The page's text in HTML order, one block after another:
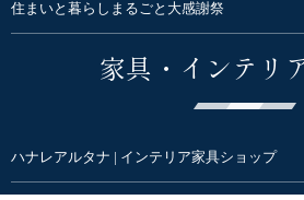
住まいと暮らしまるごと大感謝祭
家具・インテリ
ハナレアルタナ | インテリア家具ショップ